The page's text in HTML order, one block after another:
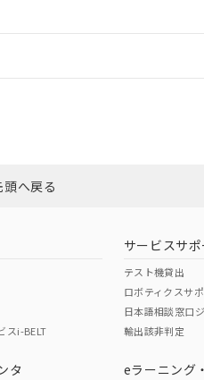
頭へ戻る
スi-BELT
タ
サービスサポ
テスト機貸出
ロボティクスサ
日本語相談窓口
輸出該非判定
eラーニング